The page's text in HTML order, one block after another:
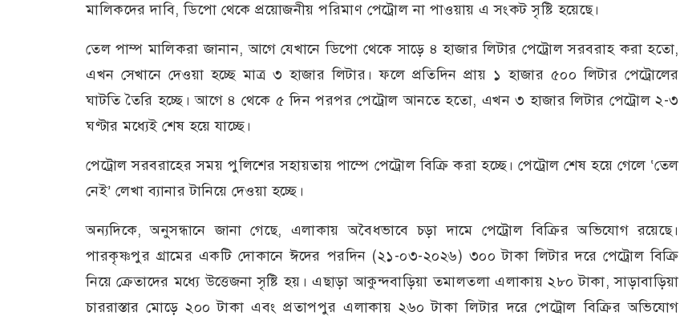
মালিকদের দাবি, ডিপো থেকে প্রয়োজনীয় পরিমাণ পেট্রোল না পাওয়ায় এ সংকট সৃষ্টি হয়েছে।
তেল পাম্প মালিকরা জানান, আগে যেখানে ডিপো থেকে সাড়ে ৪ হাজার লিটার পেট্রোল সরবরাহ করা হতো,
এখন সেখানে দেওয়া হচ্ছে মাত্র ৩ হাজার লিটার। ফলে প্রতিদিন প্রায় ১ হাজার ৫০০ লিটার পেট্রোলের
ঘাটতি তৈরি হচ্ছে। আগে ৪ থেকে ৫ দিন পরপর পেট্রোল আনতে হতো, এখন ৩ হাজার লিটার পেট্রোল ২-৩
ঘণ্টার মধ্যেই শেষ হয়ে যাচ্ছে।
পেট্রোল সরবরাহের সময় পুলিশের সহায়তায় পাম্পে পেট্রোল বিক্রি করা হচ্ছে। পেট্রোল শেষ হয়ে গেলে ‘তেল
নেই’ লেখা ব্যানার টানিয়ে দেওয়া হচ্ছে।
অন্যদিকে, অনুসন্ধানে জানা গেছে, এলাকায় অবৈধভাবে চড়া দামে পেট্রোল বিক্রির অভিযোগ রয়েছে।
পারকৃষ্ণপুর গ্রামের একটি দোকানে ঈদের পরদিন (২১-০৩-২০২৬) ৩০০ টাকা লিটার দরে পেট্রোল বিক্রি
নিয়ে ক্রেতাদের মধ্যে উত্তেজনা সৃষ্টি হয়। এছাড়া আকুন্দবাড়িয়া তমালতলা এলাকায় ২৮০ টাকা, সাড়াবাড়িয়া
চাররাস্তার মোড়ে ২০০ টাকা এবং প্রতাপপুর এলাকায় ২৬০ টাকা লিটার দরে পেট্রোল বিক্রির অভিযোগ